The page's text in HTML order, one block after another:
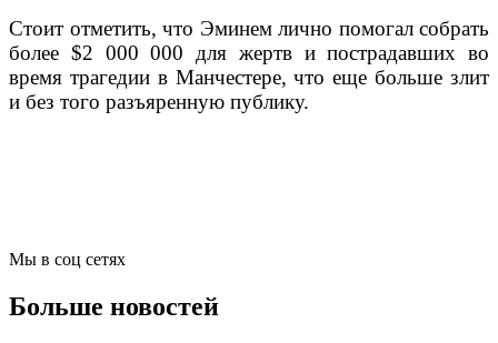
Стоит отметить, что Эминем лично помогал собрать
более $2 000 000 для жертв и пострадавших во
время трагедии в Манчестере, что еще больше злит
и без того разъяренную публику.
Мы в соц сетях
Больше новостей